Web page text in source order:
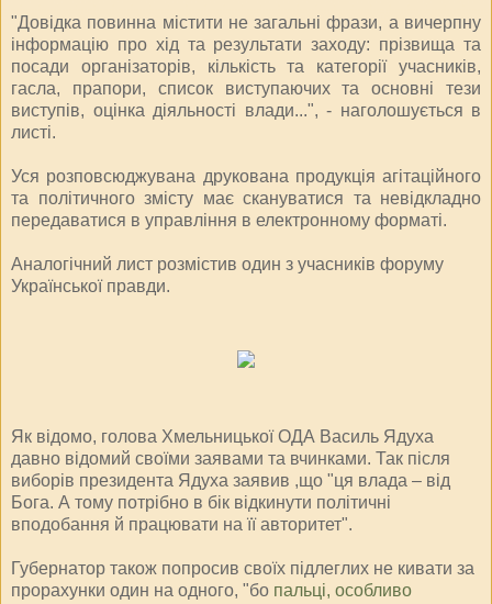
"Довідка повинна містити не загальні фрази, а вичерпну
інформацію про хід та результати заходу: прізвища та
посади організаторів, кількість та категорії учасників,
гасла, прапори, список виступаючих та основні тези
виступів, оцінка діяльності влади...", - наголошується в
листі.
Уся розповсюджувана друкована продукція агітаційного
та політичного змісту має скануватися та невідкладно
передаватися в управління в електронному форматі.
Аналогічний лист розмістив один з учасників форуму
Української правди.
Як відомо, голова Хмельницької ОДА Василь Ядуха
давно відомий своїми заявами та вчинками. Так після
виборів президента Ядуха заявив ,що "ця влада – від
Бога. А тому потрібно в бік відкинути політичні
вподобання й працювати на її авторитет".
Губернатор також попросив своїх підлеглих не кивати за
прорахунки один на одного, "бо пальці, особливо